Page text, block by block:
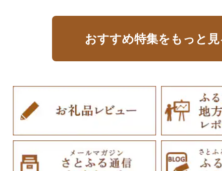
おすすめ特集をもっと